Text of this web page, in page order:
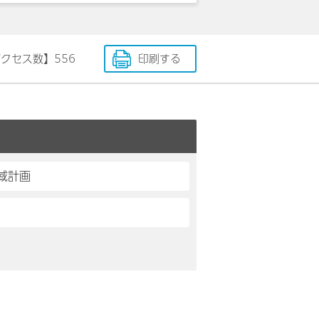
セス数】 556 印刷する
計画